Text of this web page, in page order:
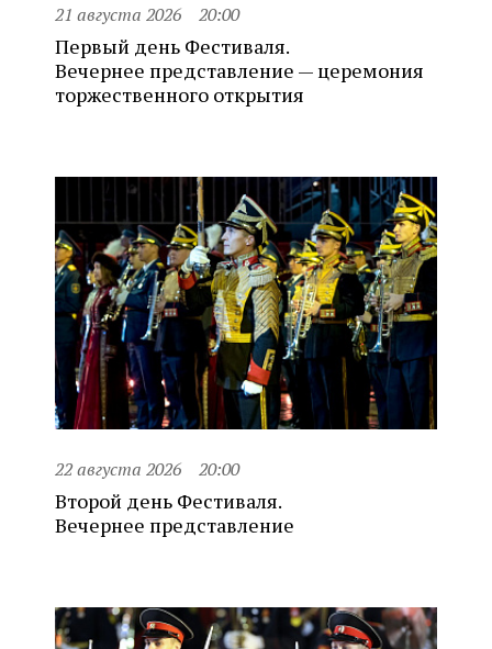
21 августа 2026 20:00
Первый день Фестиваля.
Вечернее представление — церемония
торжественного открытия
22 августа 2026 20:00
Второй день Фестиваля.
Вечернее представление